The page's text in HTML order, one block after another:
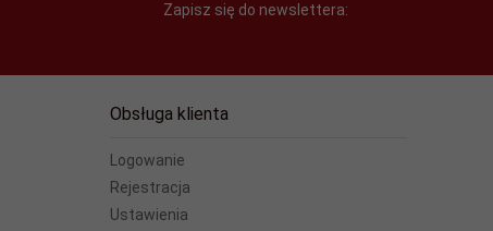
Zapisz się do newslettera:
Obsługa klienta
Logowanie
Rejestracja
Ustawienia